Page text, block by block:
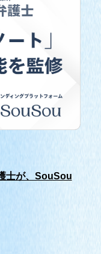
士が、SouSou